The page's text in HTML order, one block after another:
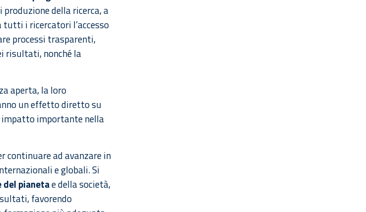
della ricerca, a
tutti i ricercatori l’accesso
processi trasparenti,
risultati, nonché la
aperta, la loro
un effetto diretto su
impatto importante nella
continuare ad avanzare in
e globali. Si
del pianetae della società,
favorendo